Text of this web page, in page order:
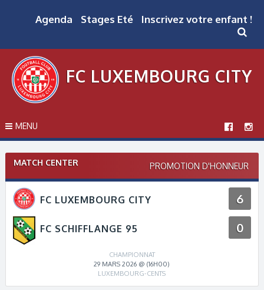
Agenda Stages Eté Inscrivez votre enfant !
FC LUXEMBOURG CITY
MENU
MATCH CENTER PROMOTION D'HONNEUR
FC LUXEMBOURG CITY 6
FC SCHIFFLANGE 95 0
CHAMPIONNAT
29 MARS 2026 @ (16H00)
LUXEMBOURG-CENTS